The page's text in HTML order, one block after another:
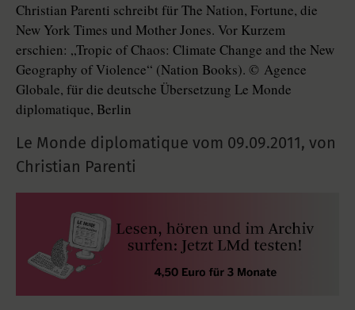
Christian Parenti schreibt für The Nation, Fortune, die
New York Times und Mother Jones. Vor Kurzem
erschien: „Tropic of Chaos: Climate Change and the New
Geography of Violence“ (Nation Books). © Agence
Globale, für die deutsche Übersetzung Le Monde
diplomatique, Berlin
Le Monde diplomatique vom 09.09.2011, von
Christian Parenti